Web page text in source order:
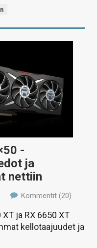
-
ja
nettiin
Kommentit (20)
XT ja RX 6650 XT
kellotaajuudet ja